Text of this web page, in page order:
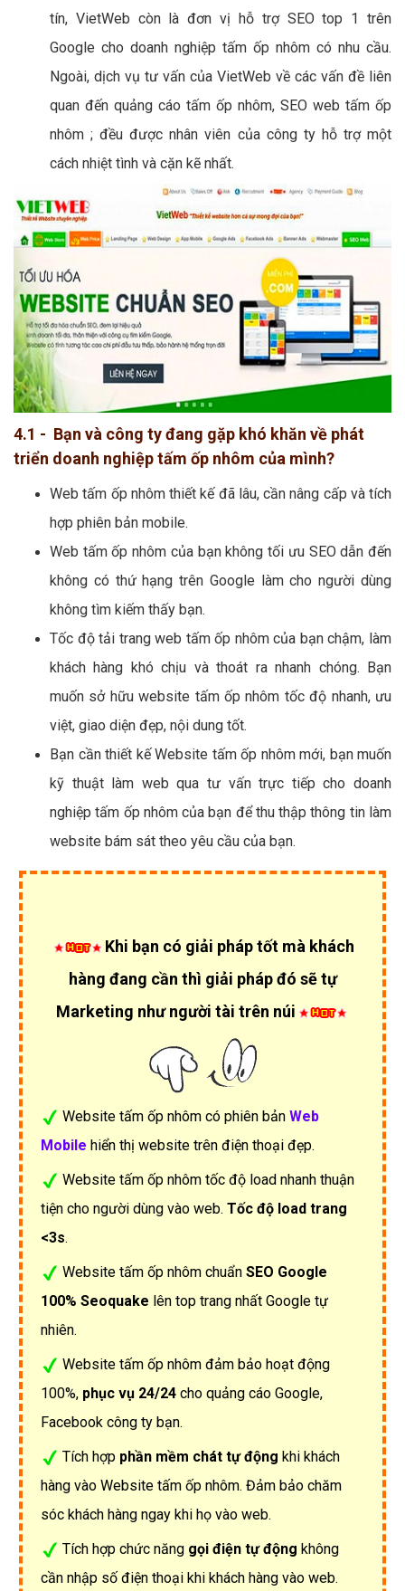
tín, VietWeb còn là đơn vị hỗ trợ SEO top 1 trên
Google cho doanh nghiệp tấm ốp nhôm có nhu cầu.
Ngoài, dịch vụ tư vấn của VietWeb về các vấn đề liên
quan đến quảng cáo tấm ốp nhôm, SEO web tấm ốp
nhôm ; đều được nhân viên của công ty hỗ trợ một
cách nhiệt tình và cặn kẽ nhất.
4.1 - Bạn và công ty đang gặp khó khăn về phát
triển doanh nghiệp tấm ốp nhôm của mình?
Web tấm ốp nhôm thiết kế đã lâu, cần nâng cấp và tích
hợp phiên bản mobile.
Web tấm ốp nhôm của bạn không tối ưu SEO dẫn đến
không có thứ hạng trên Google làm cho người dùng
không tìm kiếm thấy bạn.
Tốc độ tải trang web tấm ốp nhôm của bạn chậm, làm
khách hàng khó chịu và thoát ra nhanh chóng. Bạn
muốn sở hữu website tấm ốp nhôm tốc độ nhanh, ưu
việt, giao diện đẹp, nội dung tốt.
Bạn cần thiết kế Website tấm ốp nhôm mới, bạn muốn
kỹ thuật làm web qua tư vấn trực tiếp cho doanh
nghiệp tấm ốp nhôm của bạn để thu thập thông tin làm
website bám sát theo yêu cầu của bạn.
Khi bạn có giải pháp tốt mà khách
hàng đang cần thì giải pháp đó sẽ tự
Marketing như người tài trên núi
Website tấm ốp nhôm có phiên bản Web
Mobile hiển thị website trên điện thoại đẹp.
Website tấm ốp nhôm tốc độ load nhanh thuận
tiện cho người dùng vào web. Tốc độ load trang
<3s.
Website tấm ốp nhôm chuẩn SEO Google
100% Seoquake lên top trang nhất Google tự
nhiên.
Website tấm ốp nhôm đảm bảo hoạt động
100%, phục vụ 24/24 cho quảng cáo Google,
Facebook công ty bạn.
Tích hợp phần mềm chát tự động khi khách
hàng vào Website tấm ốp nhôm. Đảm bảo chăm
sóc khách hàng ngay khi họ vào web.
Tích hợp chức năng gọi điện tự động không
cần nhập số điện thoại khi khách hàng vào web.